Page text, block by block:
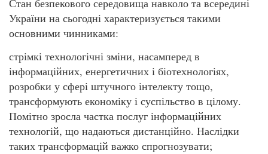
України на сьогодні характеризується такими
основними чинниками:
стрімкі технологічні зміни, насамперед в
інформаційних, енергетичних і біотехнологіях,
розробки у сфері штучного інтелекту тощо,
трансформують економіку і суспільство в цілому.
Помітно зросла частка послуг інформаційних
технологій, що надаються дистанційно. Наслідки
таких трансформацій важко спрогнозувати;